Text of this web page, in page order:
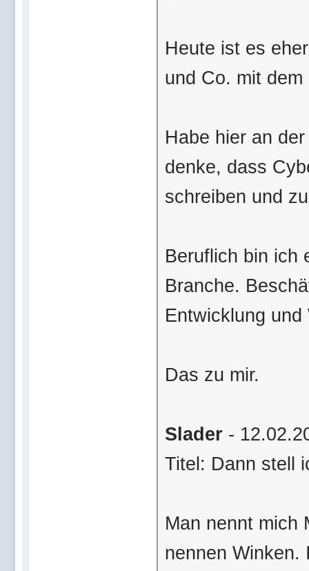
Heute ist es
und Co. mit
Habe hier an
denke, dass
schreiben und
Beruflich bin ich
Branche.
Entwicklung
Das zu mir.
Slader -
Titel: Dann stell
Man nennt mich
nennen Winken.